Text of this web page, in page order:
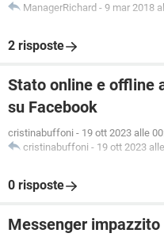
ManagerRichard - 9 mar 2018
2 risposte
Stato online e offline
su Facebook
cristinabuffoni - 19 ott 2023 alle
cristinabuffoni - 19 ott 2023
0 risposte
Messenger